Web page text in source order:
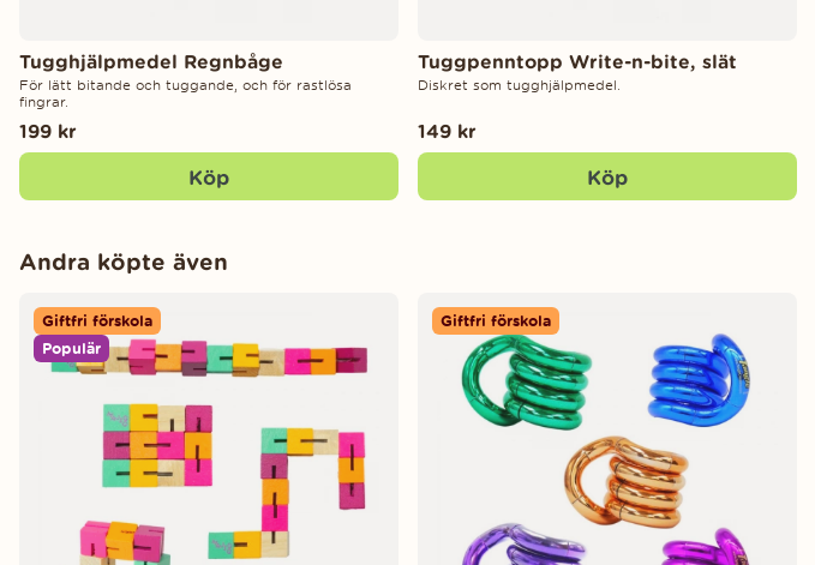
Tugghjälpmedel Regnbåge
För lätt bitande och tuggande, och för rastlösa
fingrar.
199 kr
Köp
Tuggpenntopp Write-n-bite, slät
Diskret som tugghjälpmedel.
149 kr
Köp
Andra köpte även
Giftfri förskola
Populär
Giftfri förskola